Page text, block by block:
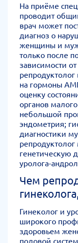
На приёме
проводит
врач может
диагноз о
женщины и
только после
зависимости
репродуктолог
на гормоны
оценку
органов
небольшой
эндометрия;
диагностики
генетическую
уролога-
Чем
Гинеколог и
широкого
здоровьем
половой